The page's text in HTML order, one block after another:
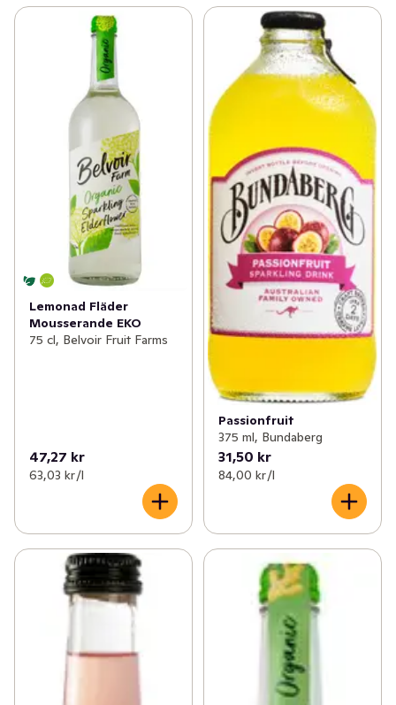
Lemonad Fläder
Mousserande EKO
75 cl, Belvoir Fruit Farms
47,27 kr
63,03 kr /l
Passionfruit
375 ml, Bundaberg
31,50 kr
84,00 kr /l